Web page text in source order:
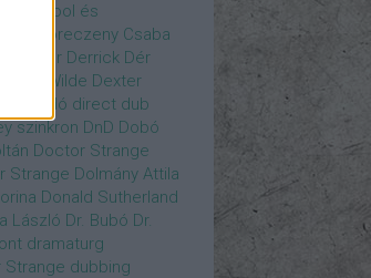
Deadpool és
Debreczeny Csaba
Derrick Dér
Devora Wilde Dexter
díjátadó direct dub
szinkron DnD Dobó
Doctor Strange
Strange Dolmány Attila
Donald Sutherland
László Dr. Bubó Dr.
dramaturg
Strange dubbing